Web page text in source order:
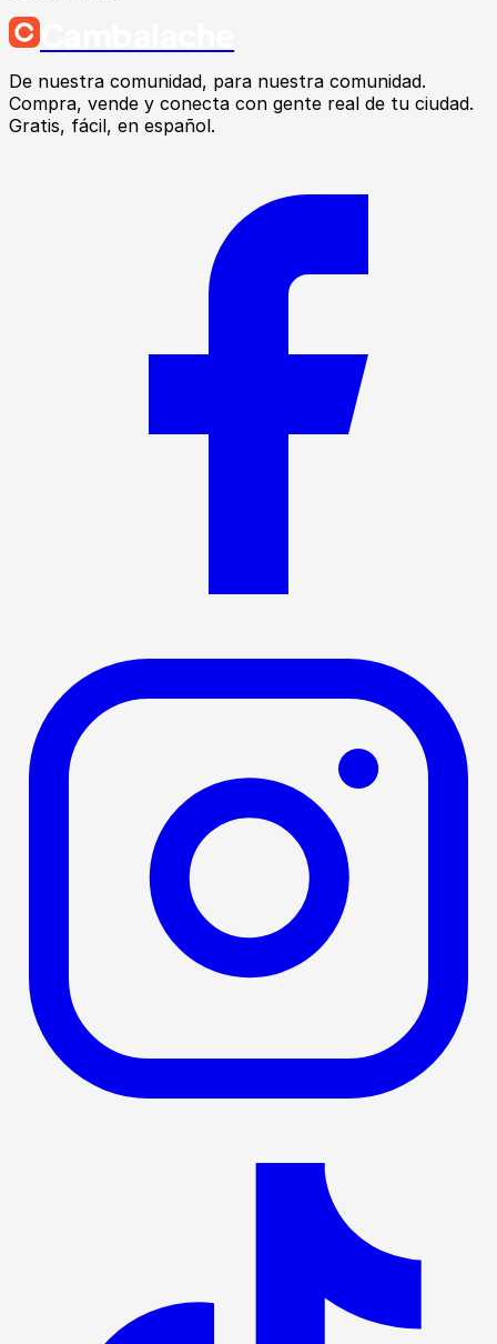
De nuestra comunidad, para nuestra comunidad.
Compra, vende y conecta con gente real de tu ciudad.
Gratis, fácil, en español.